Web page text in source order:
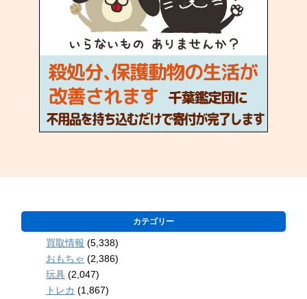
カテゴリー
買取情報 (5,338)
おもちゃ (2,386)
玩具 (2,047)
トレカ (1,867)